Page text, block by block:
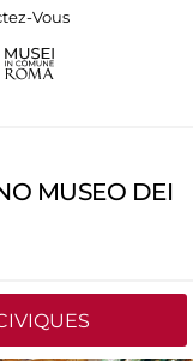
Vous
MUSEO DEI